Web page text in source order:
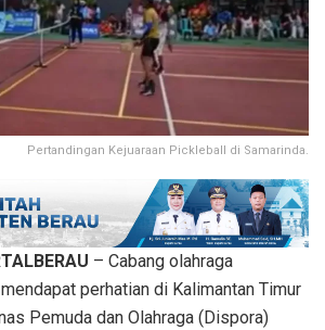
Pertandingan Kejuaraan Pickleball di Samarinda.
– Cabang olahraga
perhatian di Kalimantan Timur
Pemuda dan Olahraga (Dispora)